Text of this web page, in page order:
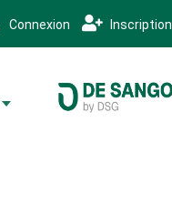
Connexion Inscription